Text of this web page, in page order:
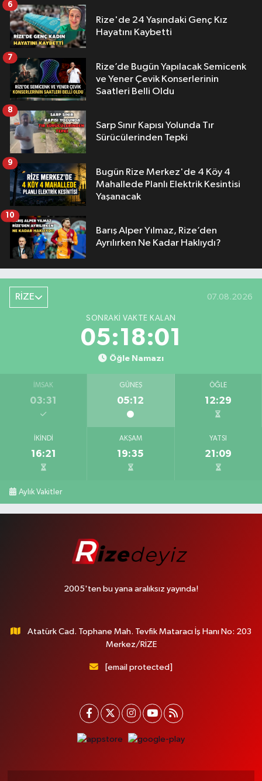
Rize'de 24 Yaşındaki Genç Kız
Hayatını Kaybetti
6
Rize’de Bugün Yapılacak Semicenk
ve Yener Çevik Konserlerinin
Saatleri Belli Oldu
7
Sarp Sınır Kapısı Yolunda Tır
Sürücülerinden Tepki
8
Bugün Rize Merkez'de 4 Köy 4
Mahallede Planlı Elektrik Kesintisi
Yaşanacak
9
Barış Alper Yılmaz, Rize’den
Ayrılırken Ne Kadar Haklıydı?
10
RİZE 07.08.2026
SONRAKI VAKTE KALAN
05:18:00
Öğle Namazı
İMSAK
03:31
GÜNEŞ
05:12
ÖĞLE
12:29
İKINDI
16:21
AKŞAM
19:35
YATSI
21:09
Aylık Vakitler
2005'ten bu yana aralıksız yayında!
Atatürk Cad. Tophane Mah. Tevfik Mataracı İş Hanı No: 203
Merkez/RİZE
[email protected]